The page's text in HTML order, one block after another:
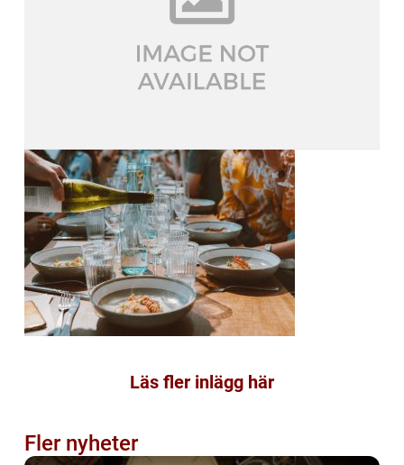
Läs fler inlägg här
Fler nyheter